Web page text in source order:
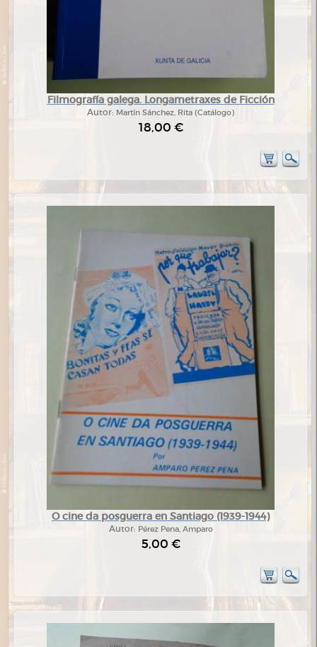
Filmografía galega. Longametraxes de Ficción
Autor: Martín Sánchez, Rita (Catálogo)
18,00 €
O cine da posguerra en Santiago (1939-1944)
Autor: Pérez Pena, Amparo
5,00 €